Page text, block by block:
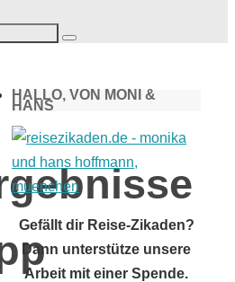
Suchen
HALLO, VON MONI &
HANS
Gefällt dir Reise-Zikaden?
Dann unterstütze unsere
Arbeit mit einer Spende.